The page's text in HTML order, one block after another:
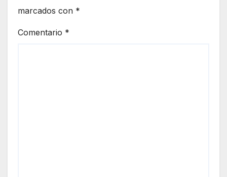
marcados con *
Comentario *